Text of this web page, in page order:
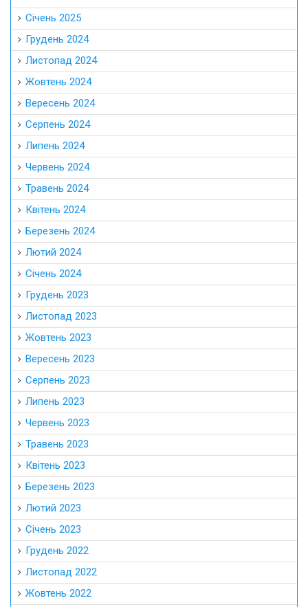
Січень 2025
Грудень 2024
Листопад 2024
Жовтень 2024
Вересень 2024
Серпень 2024
Липень 2024
Червень 2024
Травень 2024
Квітень 2024
Березень 2024
Лютий 2024
Січень 2024
Грудень 2023
Листопад 2023
Жовтень 2023
Вересень 2023
Серпень 2023
Липень 2023
Червень 2023
Травень 2023
Квітень 2023
Березень 2023
Лютий 2023
Січень 2023
Грудень 2022
Листопад 2022
Жовтень 2022